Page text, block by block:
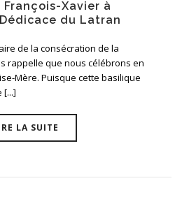
Xavier à
du Latran
de la consécration de la
rappelle que nous célébrons en
Mère. Puisque cette basilique
[...]
LA SUITE